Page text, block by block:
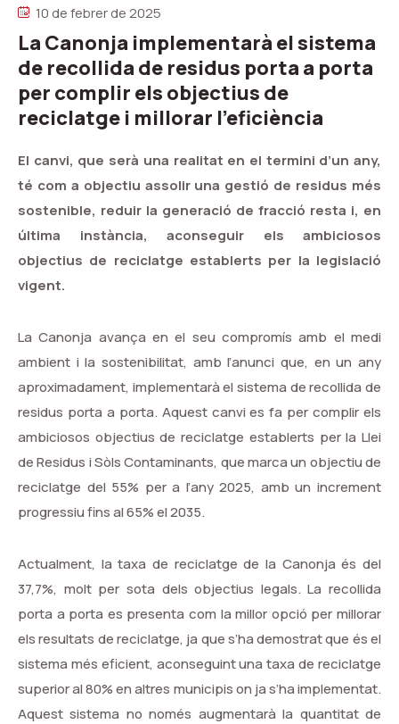
10 de febrer de 2025
La Canonja implementarà el sistema
de recollida de residus porta a porta
per complir els objectius de
reciclatge i millorar l’eficiència
El canvi, que serà una realitat en el termini d’un any,
té com a objectiu assolir una gestió de residus més
sostenible, reduir la generació de fracció resta i, en
última instància, aconseguir els ambiciosos
objectius de reciclatge establerts per la legislació
vigent.
La Canonja avança en el seu compromís amb el medi
ambient i la sostenibilitat, amb l’anunci que, en un any
aproximadament, implementarà el sistema de recollida de
residus porta a porta. Aquest canvi es fa per complir els
ambiciosos objectius de reciclatge establerts per la Llei
de Residus i Sòls Contaminants, que marca un objectiu de
reciclatge del 55% per a l’any 2025, amb un increment
progressiu fins al 65% el 2035.
Actualment, la taxa de reciclatge de la Canonja és del
37,7%, molt per sota dels objectius legals. La recollida
porta a porta es presenta com la millor opció per millorar
els resultats de reciclatge, ja que s’ha demostrat que és el
sistema més eficient, aconseguint una taxa de reciclatge
superior al 80% en altres municipis on ja s’ha implementat.
Aquest sistema no només augmentarà la quantitat de